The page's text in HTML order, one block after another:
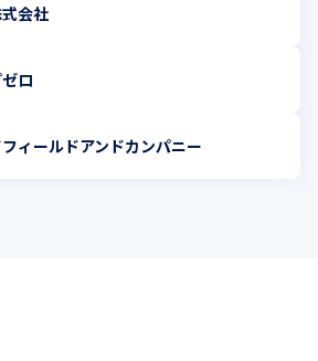
会社
ロ
ィールドアンドカンパニー